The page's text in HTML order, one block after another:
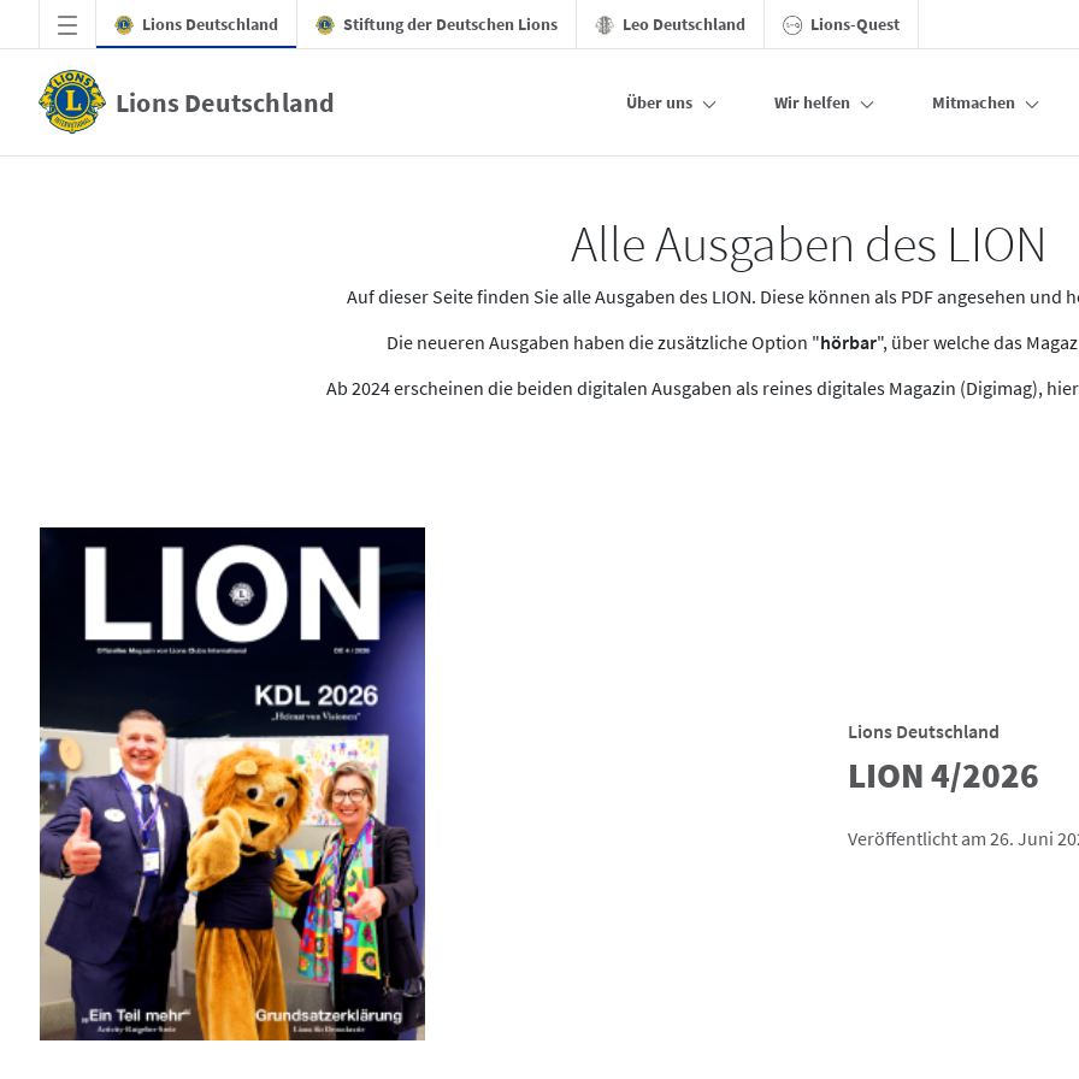
Zum Hauptinhalt springen
Lions Deutschland Stiftung der Deutschen Lions Leo Deutschland Lions-Quest
Lions Deutschland Über uns Wir helfen Mitmachen
Alle Ausgaben des LION
Auf dieser Seite finden Sie alle Ausgaben des LION. Diese können als PDF angesehen und
Die neueren Ausgaben haben die zusätzliche Option "hörbar", über welche das
Ab 2024 erscheinen die beiden digitalen Ausgaben als reines digitales Magazin (Digimag),
Lions Deutschland
LION 4/2026
Veröffentlicht am 26. Juni